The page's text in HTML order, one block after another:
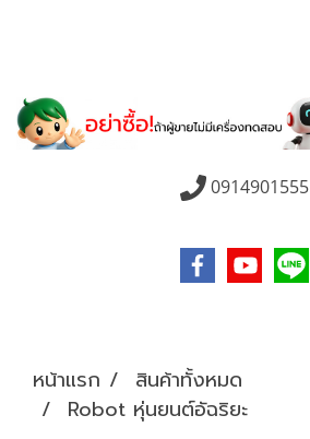
0914901555
หน้าแรก
สินค้าทั้งหมด
Robot หุ่นยนต์อัฉริยะ